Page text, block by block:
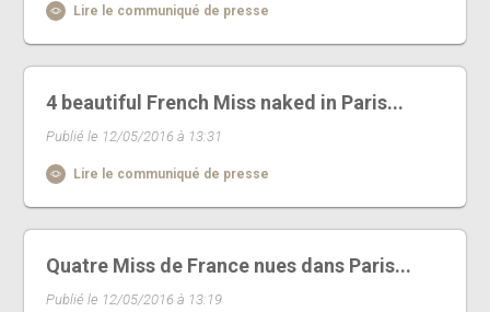
Lire le communiqué de presse
4 beautiful French Miss naked in Paris...
Publié le 12/05/2016 à 13:31
Lire le communiqué de presse
Quatre Miss de France nues dans Paris...
Publié le 12/05/2016 à 13:19